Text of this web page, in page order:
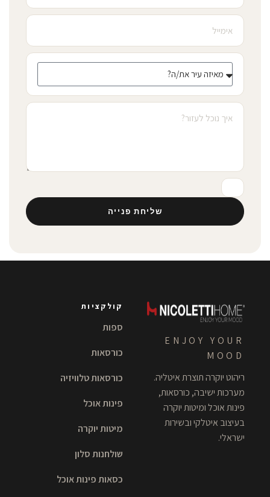
שליחת פנייה
ENJOY YOUR
MOOD
ריהוט יוקרה תוצרת איטליה.
מערכות ישיבה, כורסאות,
פינות אוכל ומיטות יוקרה
בעיצוב איטלקי ובשירות
ישראלי.
קולקציות
ספות
כורסאות
כורסאות טלוויזיה
פינות אוכל
מיטות יוקרה
שולחנות סלון
כסאות פינות אוכל